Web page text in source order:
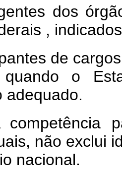
dos
,
de
o
adequado.
não exclui
nacional.